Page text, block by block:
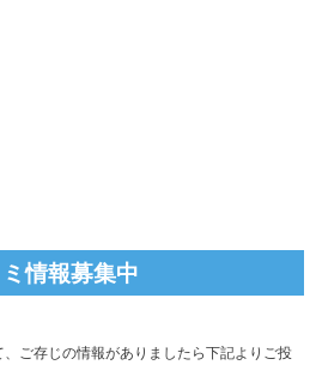
情報募集中
ご存じの情報がありましたら下記よりご投